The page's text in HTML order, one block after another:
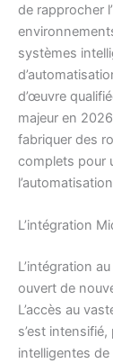
de rapprocher
systèmes
d’œuvre
majeur en
fabriquer des
complets pour
L’intégration
L’intégration
ouvert de
L’accès au
s’est
intelligentes de